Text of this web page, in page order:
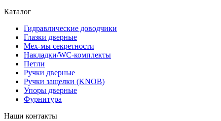
Каталог
Гидравлические доводчики
Глазки дверные
Мех-мы секретности
Накладки/WC-комплекты
Петли
Ручки дверные
Ручки защелки (KNOB)
Упоры дверные
Фурнитура
Наши контакты